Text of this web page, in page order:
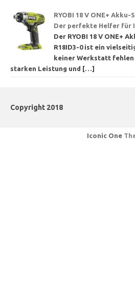
RYOBI 18 V ONE+
Der perfekte Helfer für
Der RYOBI 18 V ONE+
R18ID3-0 ist ein
keiner Werkstatt
starken Leistung und […]
Copyright 2018
Iconic One